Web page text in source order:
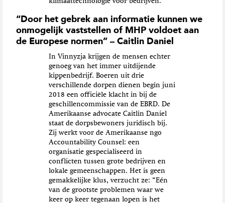
“Door het gebrek aan informatie kunnen we
onmogelijk vaststellen of MHP voldoet aan
de Europese normen” – Caitlin Daniel
In Vinnyzja krijgen de mensen echter
genoeg van het immer uitdijende
kippenbedrijf. Boeren uit drie
verschillende dorpen dienen begin juni
2018 een officiële klacht in bij de
geschillencommissie van de EBRD. De
Amerikaanse advocate Caitlin Daniel
staat de dorpsbewoners juridisch bij.
Zij werkt voor de Amerikaanse ngo
Accountability Counsel: een
organisatie gespecialiseerd in
conflicten tussen grote bedrijven en
lokale gemeenschappen. Het is geen
gemakkelijke klus, verzucht ze: “Eén
van de grootste problemen waar we
keer op keer tegenaan lopen is het